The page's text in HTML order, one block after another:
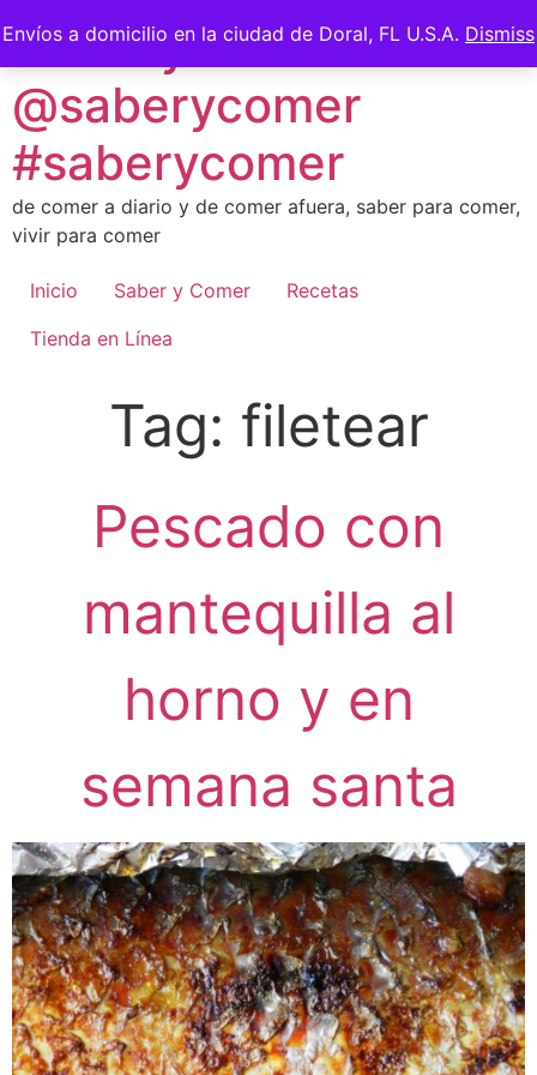
Envíos a domicilio en la ciudad de Doral, FL U.S.A. Dismiss
to
content
Saber y Comer -
@saberycomer
#saberycomer
de comer a diario y de comer afuera, saber para comer,
vivir para comer
Inicio Saber y Comer
Recetas
Tienda en Línea
Tag: filetear
Pescado con
mantequilla al
horno y en
semana santa